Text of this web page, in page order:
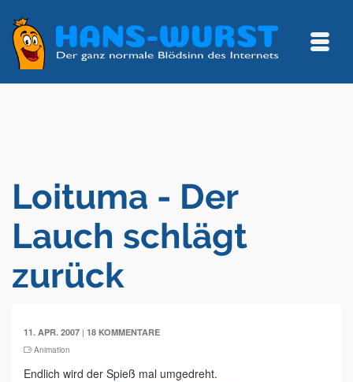
Loituma - Der
Lauch schlägt
zurück
11. APR. 2007 | 18 KOMMENTARE
Animation
Endlich wird der Spieß mal umgedreht.